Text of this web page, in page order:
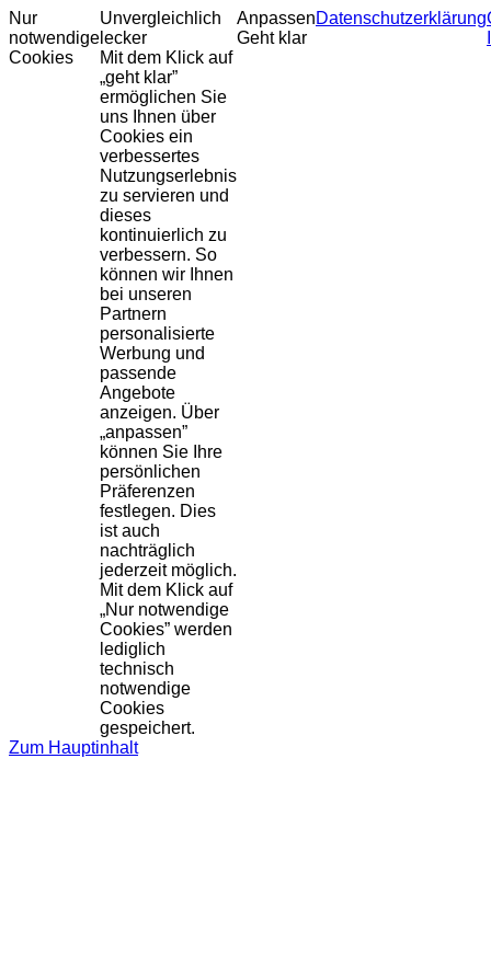
Nur
notwendige
Cookies
Unvergleichlich
lecker
Mit dem Klick auf
„geht klar”
ermöglichen Sie
uns Ihnen über
Cookies ein
verbessertes
Nutzungserlebnis
zu servieren und
dieses
kontinuierlich zu
verbessern. So
können wir Ihnen
bei unseren
Partnern
personalisierte
Werbung und
passende
Angebote
anzeigen. Über
„anpassen”
können Sie Ihre
persönlichen
Präferenzen
festlegen. Dies
ist auch
nachträglich
jederzeit möglich.
Mit dem Klick auf
„Nur notwendige
Cookies” werden
lediglich
technisch
notwendige
Cookies
gespeichert.
Anpassen
Geht klar
Datenschutzerklärung
Zum Hauptinhalt